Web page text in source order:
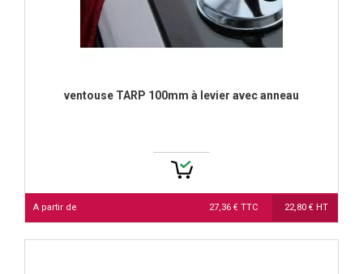
ventouse TARP 100mm à levier avec anneau
A partir de 27,36 € TTC 22,80 € HT